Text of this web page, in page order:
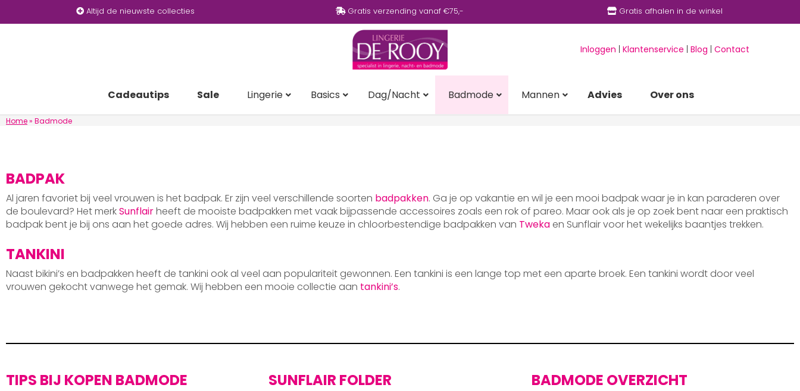
Altijd de nieuwste collecties Gratis verzending vanaf €75,- Gratis afhalen in de winkel
Inloggen Klantenservice Blog Contact
Cadeautips Sale Lingerie Basics Dag/Nacht Badmode Mannen Advies Over ons
Home» Badmode
BADPAK
Al jaren favoriet bij veel vrouwen is het badpak. Er zijn veel verschillende soorten badpakken. Ga je op vakantie en wil je een mooi badpak waar je in kan paraderen over
de boulevard? Het merkSunflairheeft de mooiste badpakken met vaak bijpassende accessoires zoals een rok of pareo. Maar ook als je op zoek bent naar een praktisch
badpak bent je bij ons aan het goede adres. Wij hebben een ruime keuze in chloorbestendige badpakken van Tweka en Sunflair voor het wekelijks baantjes trekken.
TANKINI
Naast bikini’s en badpakken heeft de tankini ook al veel aan populariteit gewonnen. Een tankini is een lange top met een aparte broek. Een tankini wordt door veel
vrouwen gekocht vanwege het gemak. Wij hebben een mooie collectie aan tankini’s.
TIPS BIJ KOPEN BADMODE SUNFLAIR FOLDER BADMODE OVERZICHT